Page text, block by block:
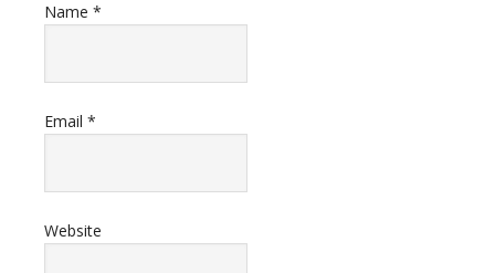
Name *
Email *
Website